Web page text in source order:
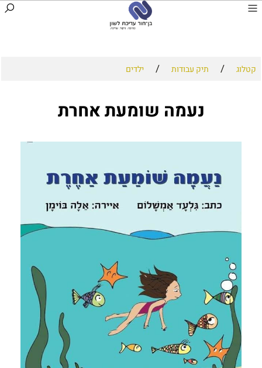
קטלוג / תיק עבודות / ילדים
נעמה שומעת אחרת